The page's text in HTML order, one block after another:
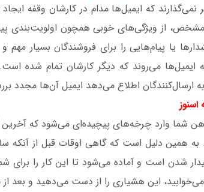
نمی‌گذارند که ایمیل‌‌ها مدام در کارشان وقفه
از ویژگی‌های خوبی همچون اولویت‌بندی
یا پیام‌هایی را برای فروشندگان بسیار مهم
ایمیل‌ها می‌روند که دیگر کارشان تمام شده
ارسال‌کنندگان اطلاع می‌دهد ایمیل آن‌ها مجدد
شما وارد چرخه‌های پیچیده‌ای می‌شود که آخرین
به همین دلیل است که گاهی اوقات قبل از آنکه
شدن است و آماده می‌شود تا این کار را برای
این هشیاری را از دست می‌دهید و بعد